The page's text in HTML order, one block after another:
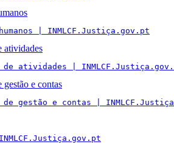
| INMLCF.Justiça.gov.pt
atividades
atividades |
gestão e contas
gestão e contas |